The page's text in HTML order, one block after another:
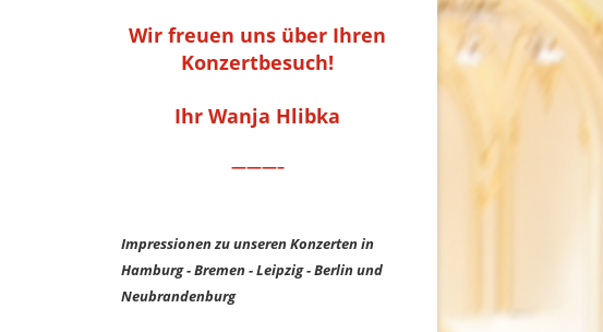
Wir freuen uns über Ihren
Konzertbesuch!
Ihr Wanja Hlibka
———–
Impressionen zu unseren Konzerten in
Hamburg - Bremen - Leipzig - Berlin und
Neubrandenburg